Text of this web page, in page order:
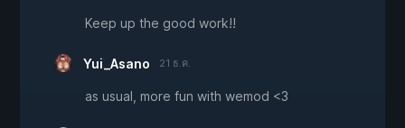
Keep up the good work!!
Yui_Asano 21 ธ.ค.
as usual, more fun with wemod <3